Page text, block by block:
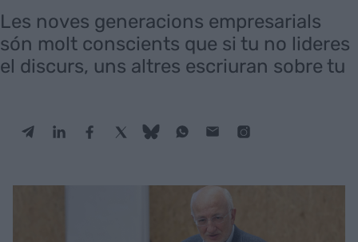
Les noves generacions empresarials
són molt conscients que si tu no lideres
el discurs, uns altres escriuran sobre tu